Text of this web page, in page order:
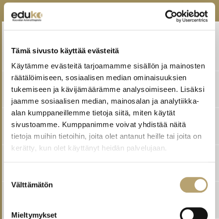
Tämä sivusto käyttää evästeitä
Käytämme evästeitä tarjoamamme sisällön ja mainosten
räätälöimiseen, sosiaalisen median ominaisuuksien
tukemiseen ja kävijämäärämme analysoimiseen. Lisäksi
jaamme sosiaalisen median, mainosalan ja analytiikka-
alan kumppaneillemme tietoja siitä, miten käytät
sivustoamme. Kumppanimme voivat yhdistää näitä
tietoja muihin tietoihin, joita olet antanut heille tai joita on
kerätty, kun olet käyttänyt heidän palvelujaan.
valinta
Välttämätön
Mieltymykset
MUUT TÄMÄN ALAN KOULUTUKSET
ja kiinteistön ylläpitoon, Puhtaus- ja
kiinteistöpalvelualan osatutkinto
Oletko täysi kymppi!,Puhtaus- ja kiinteistöpalvelualan
ohjaustehtäviin valmentava koulutus
Puhtaus- ja kiinteistöpalvelualan ammattitutkinto
Toimitilahuoltaja/laitoshuoltaja